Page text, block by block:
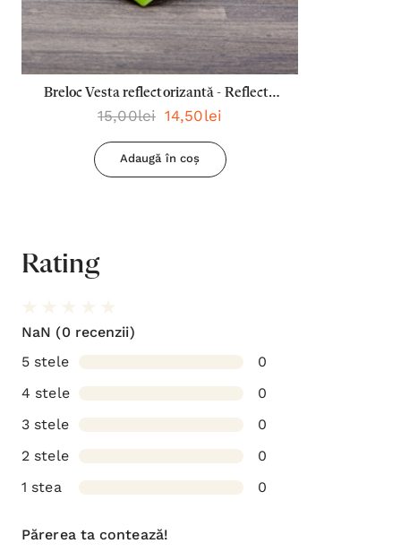
Breloc Vesta reflectorizantă - Reflecta
lumina oriunde mergi
15,00lei 14,50lei
Adaugă în coș
Rating
NaN (0 recenzii)
5 stele
0
4 stele
0
3 stele
0
2 stele
0
1 stea
0
Părerea ta contează!